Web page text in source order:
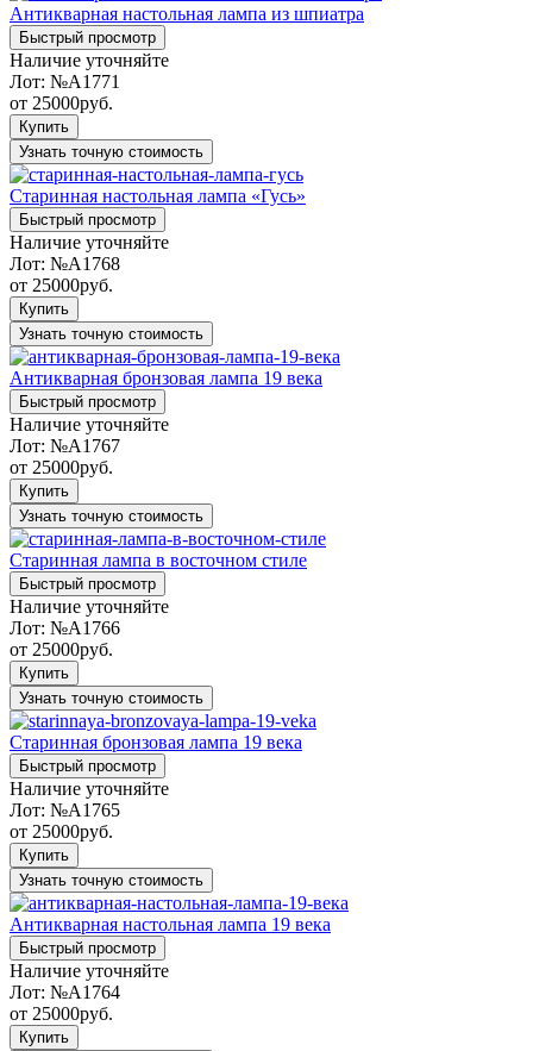
Антикварная настольная лампа из шпиатра
Быстрый просмотр
Наличие уточняйте
Лот: №A1771
от 25000руб.
Купить
Узнать точную стоимость
Старинная настольная лампа «Гусь»
Быстрый просмотр
Наличие уточняйте
Лот: №A1768
от 25000руб.
Купить
Узнать точную стоимость
Антикварная бронзовая лампа 19 века
Быстрый просмотр
Наличие уточняйте
Лот: №A1767
от 25000руб.
Купить
Узнать точную стоимость
Старинная лампа в восточном стиле
Быстрый просмотр
Наличие уточняйте
Лот: №A1766
от 25000руб.
Купить
Узнать точную стоимость
Старинная бронзовая лампа 19 века
Быстрый просмотр
Наличие уточняйте
Лот: №A1765
от 25000руб.
Купить
Узнать точную стоимость
Антикварная настольная лампа 19 века
Быстрый просмотр
Наличие уточняйте
Лот: №A1764
от 25000руб.
Купить